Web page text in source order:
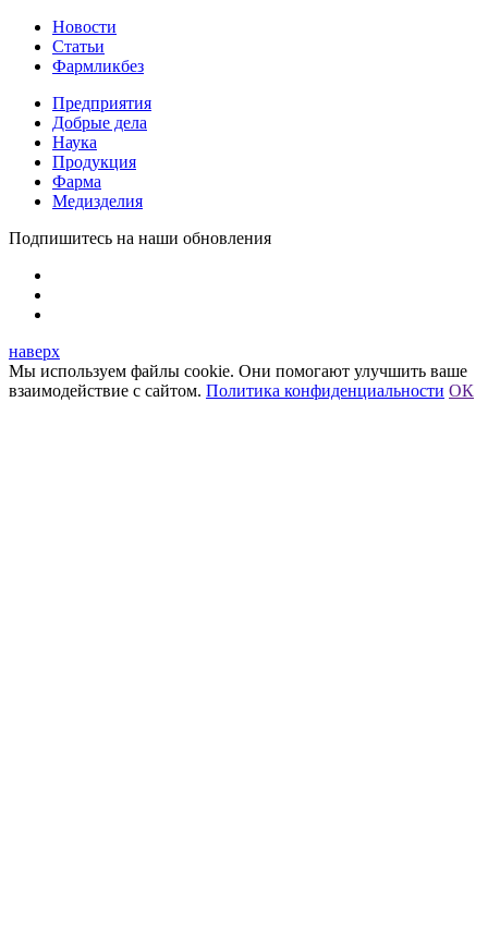
Новости
Статьи
Фармликбез
Предприятия
Добрые дела
Наука
Продукция
Фарма
Медизделия
Подпишитесь на наши обновления
наверх
Мы используем файлы cookie. Они помогают улучшить ваше
взаимодействие с сайтом. Политика конфиденциальности ОК